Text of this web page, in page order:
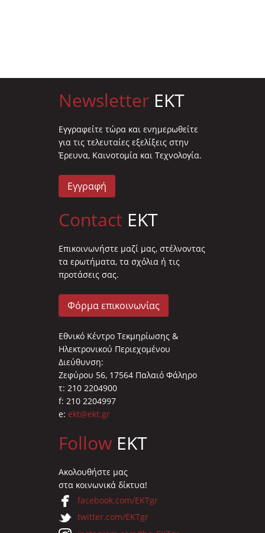
Newsletter EKT
Eγγραφείτε τώρα και ενημερωθείτε
για τις τελευταίες εξελίξεις στην
Έρευνα, Καινοτομία και Τεχνολογία.
Εγγραφή
Contact EKT
Επικοινωνήστε μαζί μας, στέλνοντας
τα ερωτήματα, τα σχόλια ή τις
προτάσεις σας.
Φόρμα επικοινωνίας
Εθνικό Κέντρο Τεκμηρίωσης &
Ηλεκτρονικού Περιεχομένου
Διεύθυνση:
Ζεφύρου 56, 17564 Παλαιό Φάληρο
τ: 210 2204900
f: 210 2204997
e: ekt@ekt.gr
Follow EKT
Ακολουθήστε μας
στα κοινωνικά δίκτυα!
facebook.com/EKTgr
twitter.com/EKTgr